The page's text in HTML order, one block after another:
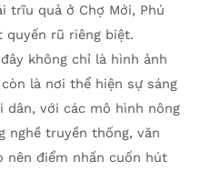
trĩu quả ở Chợ Mới, Phú
quyến rũ riêng biệt.
không chỉ là hình ảnh
là nơi thể hiện sự sáng
dân, với các mô hình nông
nghề truyền thống, văn
nên điểm nhấn cuốn hút